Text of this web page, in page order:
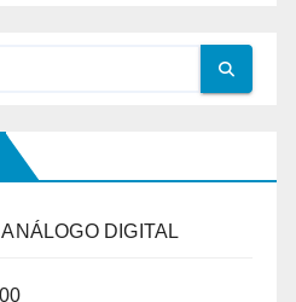
DIGITAL